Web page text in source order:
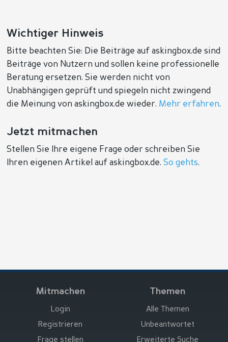
Wichtiger Hinweis
Bitte beachten Sie: Die Beiträge auf askingbox.de sind
Beiträge von Nutzern und sollen keine professionelle
Beratung ersetzen. Sie werden nicht von
Unabhängigen geprüft und spiegeln nicht zwingend
die Meinung von askingbox.de wieder. Mehr erfahren.
Jetzt mitmachen
Stellen Sie Ihre eigene Frage oder schreiben Sie
Ihren eigenen Artikel auf askingbox.de.So gehts.
Mitmachen
Login
Registrieren
Frage stellen
Themen
Alle Themen
Unbeantwortet
Erweiterte Suche